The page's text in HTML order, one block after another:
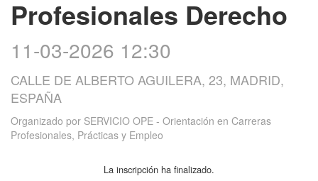
Profesionales Derecho
11-03-2026 12:30
CALLE DE ALBERTO AGUILERA, 23, MADRID,
ESPAÑA
Organizado por SERVICIO OPE - Orientación en Carreras
Profesionales, Prácticas y Empleo
La inscripción ha finalizado.